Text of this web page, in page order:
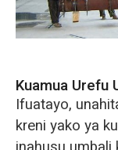
Kuamua Urefu
Ifuatayo,
kreni yako ya